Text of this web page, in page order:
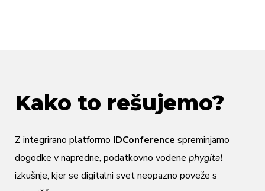
Kako to rešujemo?
Z integrirano platformo IDConference spreminjamo
dogodke v napredne, podatkovno vodene phygital
izkušnje, kjer se digitalni svet neopazno poveže s